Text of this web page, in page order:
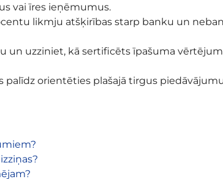
vai īres ieņēmumus.
likmju atšķirības starp banku un
un uzziniet, kā sertificēts īpašuma
orientēties plašajā tirgus